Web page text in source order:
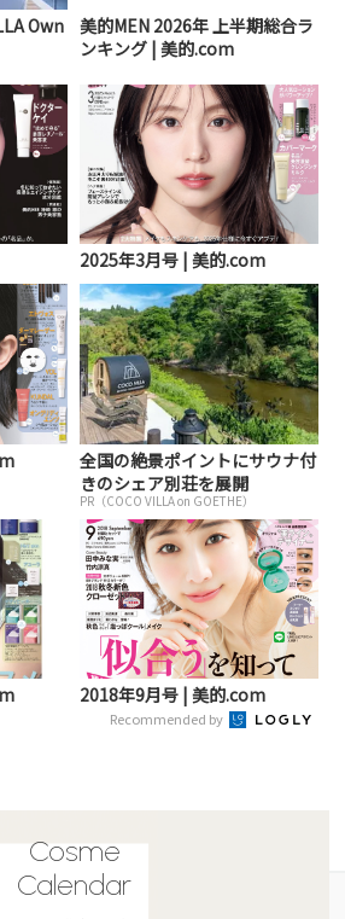
Own
美的MEN 2026年 上半期総合ラ
ンキング | 美的.com
2025年3月号 | 美的.com
全国の絶景ポイントにサウナ付
きのシェア別荘を展開
PR（COCO VILLA on GOETHE）
2018年9月号 | 美的.com
Recommended by
Cosme
Calendar